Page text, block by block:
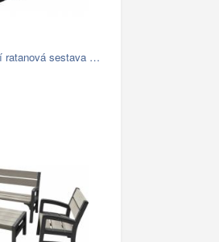
ratanová sestava …